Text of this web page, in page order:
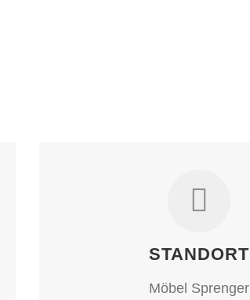
STANDORT
Möbel Sprenger